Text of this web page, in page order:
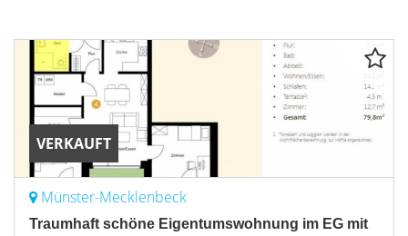
VERKAUFT
Münster-Mecklenbeck
Traumhaft schöne Eigentumswohnung im EG mit